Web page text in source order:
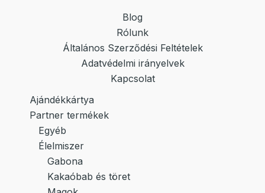
Blog
Rólunk
Általános Szerződési Feltételek
Adatvédelmi irányelvek
Kapcsolat
Ajándékkártya
Partner termékek
Egyéb
Élelmiszer
Gabona
Kakaóbab és töret